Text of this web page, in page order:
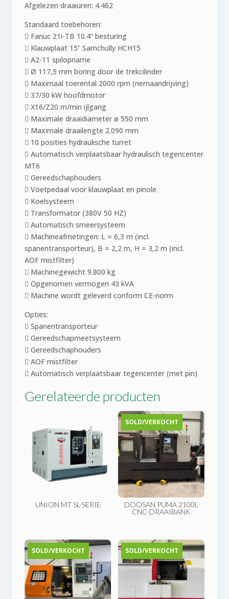
Afgelezen draaiuren: 4.462
Standaard toebehoren:
 Fanuc 21i-TB 10.4” besturing
 Klauwplaat 15” Samchully HCH15
 A2-11 spilopname
 Ø 117,5 mm boring door de trekcilinder
 Maximaal toerental 2000 rpm (riemaandrijving)
 37/30 kW hoofdmotor
 X16/Z20 m/min ijlgang
 Maximale draaidiameter ø 550 mm
 Maximale draailengte 2.090 mm
 10 posities hydraulische turret
 Automatisch verplaatsbaar hydraulisch tegencenter
MT6
 Gereedschaphouders
 Voetpedaal voor klauwplaat en pinole
 Koelsysteem
 Transformator (380V 50 HZ)
 Automatisch smeersysteem
 Machineafmetingen: L = 6,3 m (incl.
spanentransporteur), B = 2,2 m, H = 3,2 m (incl.
AOF mistfilter)
 Machinegewicht 9.800 kg
 Opgenomen vermogen 43 kVA
 Machine wordt geleverd conform CE-norm
Opties:
 Spanentransporteur
 Gereedschapmeetsysteem
 Gereedschaphouders
 AOF mistfilter
 Automatisch verplaatsbaar tegencenter (met pin)
Gerelateerde producten
UNION MT SL-SERIE
SOLD/VERKOCHT
DOOSAN PUMA 2100L
CNC-DRAAIBANK
SOLD/VERKOCHT SOLD/VERKOCHT